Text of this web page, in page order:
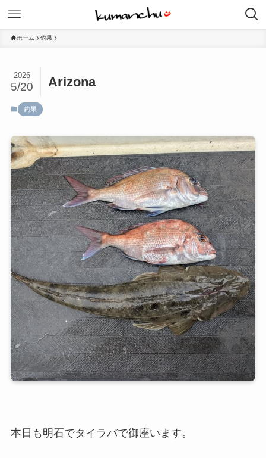
ホーム 釣果
Arizona
2026
5/20
釣果
本日も明石でタイラバで御座います。